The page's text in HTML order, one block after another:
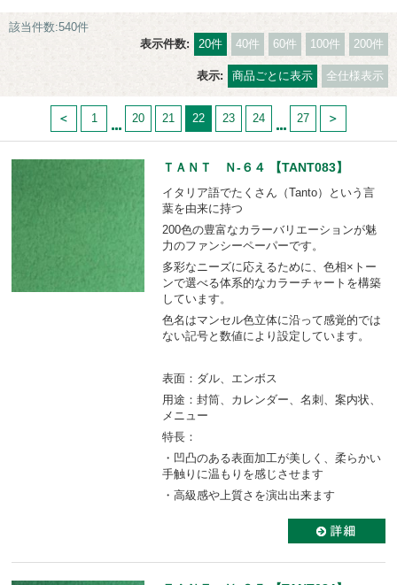
該当件数:540件
表示件数:
20件 40件 60件 100件 200件
表示: 商品ごとに表示 全仕様表示
1 20 21 22 23 24 27
ＴＡＮＴ Ｎ-６４ 【TANT083】
イタリア語でたくさん（Tanto）という言
葉を由来に持つ
200色の豊富なカラーバリエーションが魅
力のファンシーペーパーです。
多彩なニーズに応えるために、色相×トー
ンで選べる体系的なカラーチャートを構築
しています。
色名はマンセル色立体に沿って感覚的では
ない記号と数値により設定しています。
表面：ダル、エンボス
用途：封筒、カレンダー、名刺、案内状、
メニュー
特長：
・凹凸のある表面加工が美しく、柔らかい
手触りに温もりを感じさせます
・高級感や上質さを演出出来ます